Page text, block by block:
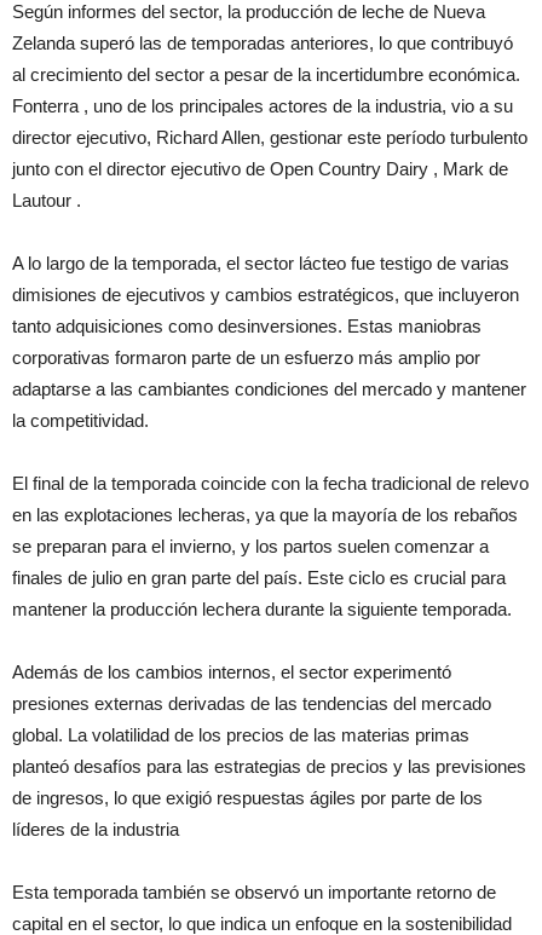
Según informes del sector, la producción de leche de Nueva
Zelanda superó las de temporadas anteriores, lo que contribuyó
al crecimiento del sector a pesar de la incertidumbre económica.
Fonterra , uno de los principales actores de la industria, vio a su
director ejecutivo, Richard Allen, gestionar este período turbulento
junto con el director ejecutivo de Open Country Dairy , Mark de
Lautour .
A lo largo de la temporada, el sector lácteo fue testigo de varias
dimisiones de ejecutivos y cambios estratégicos, que incluyeron
tanto adquisiciones como desinversiones. Estas maniobras
corporativas formaron parte de un esfuerzo más amplio por
adaptarse a las cambiantes condiciones del mercado y mantener
la competitividad.
El final de la temporada coincide con la fecha tradicional de relevo
en las explotaciones lecheras, ya que la mayoría de los rebaños
se preparan para el invierno, y los partos suelen comenzar a
finales de julio en gran parte del país. Este ciclo es crucial para
mantener la producción lechera durante la siguiente temporada.
Además de los cambios internos, el sector experimentó
presiones externas derivadas de las tendencias del mercado
global. La volatilidad de los precios de las materias primas
planteó desafíos para las estrategias de precios y las previsiones
de ingresos, lo que exigió respuestas ágiles por parte de los
líderes de la industria
Esta temporada también se observó un importante retorno de
capital en el sector, lo que indica un enfoque en la sostenibilidad